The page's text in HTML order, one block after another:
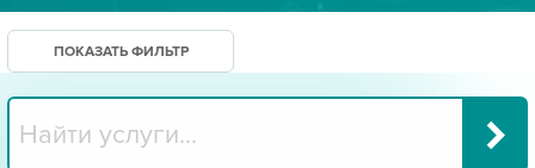
ПАЦИЕНТУ
ВРАЧУ
ПОКАЗАТЬ ФИЛЬТР